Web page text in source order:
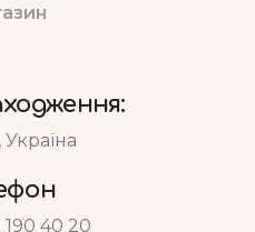
Україна
40 20